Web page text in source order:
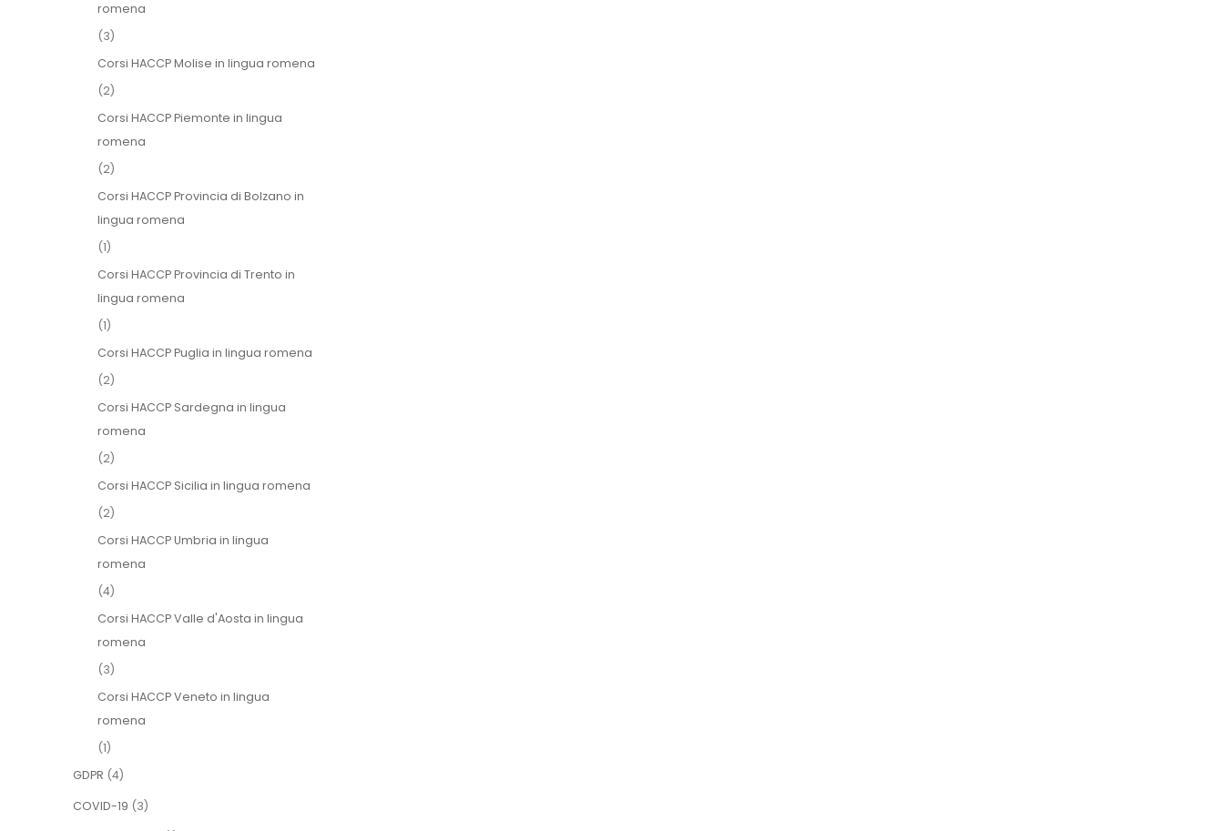
romena
(3)
Corsi HACCP Molise in lingua romena
(2)
Corsi HACCP Piemonte in lingua
romena
(2)
Corsi HACCP Provincia di Bolzano in
lingua romena
(1)
Corsi HACCP Provincia di Trento in
lingua romena
(1)
Corsi HACCP Puglia in lingua romena
(2)
Corsi HACCP Sardegna in lingua
romena
(2)
Corsi HACCP Sicilia in lingua romena
(2)
Corsi HACCP Umbria in lingua
romena
(4)
Corsi HACCP Valle d'Aosta in lingua
romena
(3)
Corsi HACCP Veneto in lingua
romena
(1)
GDPR (4)
COVID-19 (3)